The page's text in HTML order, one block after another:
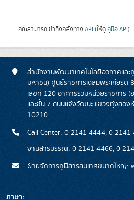
คุณสามารถเข้าถึงคลังทาง API (ให้ดู คู่มือ API).
สำนักงานพัฒนาเทคโนโลยีอวกาศแล
มหาชน) ศูนย์ราชการเฉลิมพระเกียร
เลขที่ 120 อาคารรวมหน่วยราชการ
และชั้น 7 ถนนแจ้งวัฒนะ แขวงทุ่งสอง
10210
Call Center: 0 2141 4444, 0 2141
งานสารบรรณ: 0 2141 4466, 0
ฝ่ายจัดการภูมิสารสนเทศขนาดใหญ่:
ภาษา